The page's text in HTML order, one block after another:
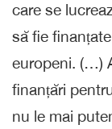
care se
să fie
europeni. (…)
finanțări
nu le mai